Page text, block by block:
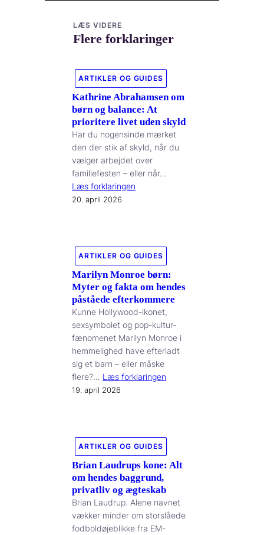
LÆS VIDERE
Flere forklaringer
ARTIKLER OG GUIDES
Kathrine Abrahamsen om
børn og balance: At
prioritere livet uden skyld
Har du nogensinde mærket
den der stik af skyld, når du
vælger arbejdet over
familiefesten – eller når…
Læs forklaringen
20. april 2026
ARTIKLER OG GUIDES
Marilyn Monroe børn:
Myter og fakta om hendes
påståede efterkommere
Kunne Hollywood-ikonet,
sexsymbolet og pop-kultur-
fænomenet Marilyn Monroe i
hemmelighed have efterladt
sig et barn – eller måske
flere?… Læs forklaringen
19. april 2026
ARTIKLER OG GUIDES
Brian Laudrups kone: Alt
om hendes baggrund,
privatliv og ægteskab
Brian Laudrup. Alene navnet
vækker minder om storslåede
fodboldøjeblikke fra EM-